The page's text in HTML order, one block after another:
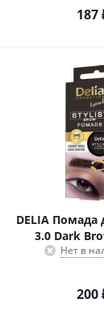
187
DELIA Помада
3.0 Dark
Нет в
200